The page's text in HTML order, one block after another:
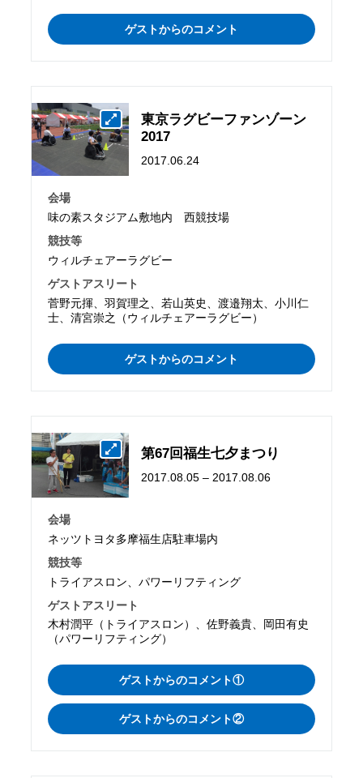
ゲストからのコメント
東京ラグビーファンゾーン
2017
2017.06.24
会場
味の素スタジアム敷地内 西競技場
競技等
ウィルチェアーラグビー
ゲストアスリート
菅野元揮、羽賀理之、若山英史、渡邉翔太、小川仁
士、清宮崇之（ウィルチェアーラグビー）
ゲストからのコメント
第67回福生七夕まつり
2017.08.05 – 2017.08.06
会場
ネッツトヨタ多摩福生店駐車場内
競技等
トライアスロン、パワーリフティング
ゲストアスリート
木村潤平（トライアスロン）、佐野義貴、岡田有史
（パワーリフティング）
ゲストからのコメント①
ゲストからのコメント②